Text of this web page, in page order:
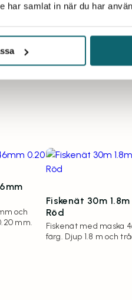
har samlat in när du har
och
mm.
Fiskenät 30m
Röd
Fiskenät med maska
färg. Djup 1.8 m och